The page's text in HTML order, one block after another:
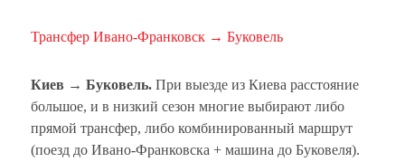
Трансфер Ивано-Франковск → Буковель
Киев → Буковель. При выезде из Киева расстояние
большое, и в низкий сезон многие выбирают либо
прямой трансфер, либо комбинированный маршрут
(поезд до Ивано-Франковска + машина до Буковеля).